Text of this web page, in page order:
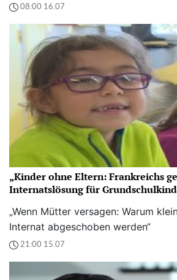
08:00 16.07
„Kinder ohne Eltern: Frankreichs
Internatslösung für
„Wenn Mütter versagen: Warum
Internat abgeschoben werden“
21:00 15.07